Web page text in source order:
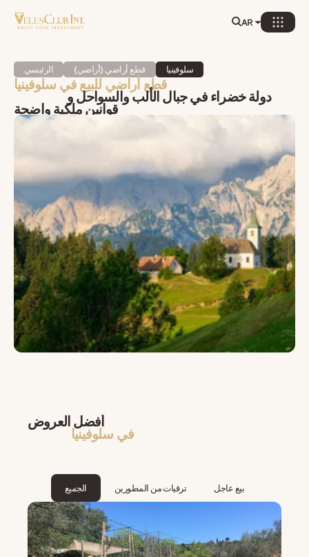
AR
الرئيسي قطع أراضي (أراضي) سلوفينيا
قطع أراضي للبيع في سلوفينيا
دولة خضراء في جبال الألب والسواحل و
قوانين ملكية واضحة
أفضل العروض
في سلوفينيا
الجميع ترقيات من المطورين بيع عاجل